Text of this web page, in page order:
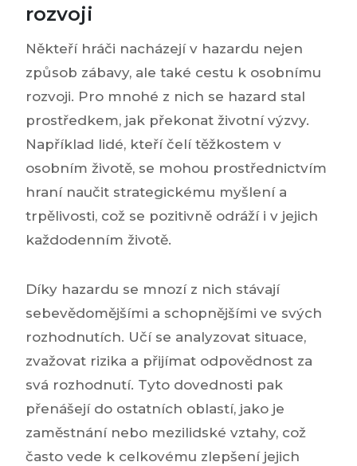
rozvoji
Někteří hráči nacházejí v hazardu nejen
způsob zábavy, ale také cestu k osobnímu
rozvoji. Pro mnohé z nich se hazard stal
prostředkem, jak překonat životní výzvy.
Například lidé, kteří čelí těžkostem v
osobním životě, se mohou prostřednictvím
hraní naučit strategickému myšlení a
trpělivosti, což se pozitivně odráží i v jejich
každodenním životě.
Díky hazardu se mnozí z nich stávají
sebevědomějšími a schopnějšími ve svých
rozhodnutích. Učí se analyzovat situace,
zvažovat rizika a přijímat odpovědnost za
svá rozhodnutí. Tyto dovednosti pak
přenášejí do ostatních oblastí, jako je
zaměstnání nebo mezilidské vztahy, což
často vede k celkovému zlepšení jejich